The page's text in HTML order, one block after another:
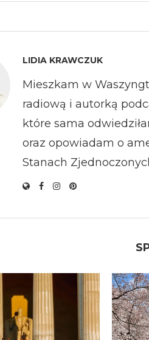
LIDIA KRAWCZUK
Mieszkam w
radiową i autorką
które sama
oraz opowiadam o
Stanach